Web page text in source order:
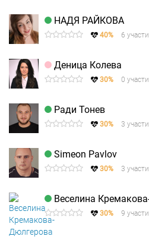
НАДЯ РАЙКОВА
40% 6
Деница Колева
30% 0
Ради Тонев
30% 3
Simeon Pavlov
30% 3
Веселина
30% 9